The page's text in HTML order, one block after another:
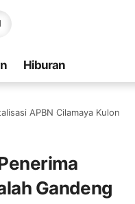
Hiburan
APBN Cilamaya Kulon
Gandeng